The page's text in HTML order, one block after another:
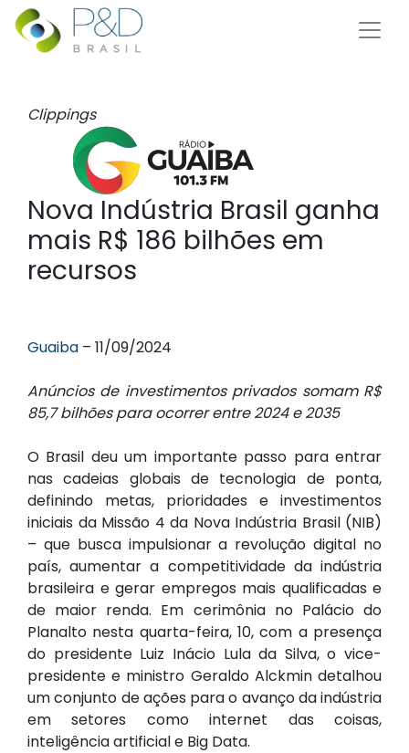
Clippings
Nova Indústria Brasil ganha
mais R$ 186 bilhões em
recursos
Guaiba – 11/09/2024
Anúncios de investimentos privados somam R$
85,7 bilhões para ocorrer entre 2024 e 2035
O Brasil deu um importante passo para entrar
nas cadeias globais de tecnologia de ponta,
definindo metas, prioridades e investimentos
iniciais da Missão 4 da Nova Indústria Brasil (NIB)
– que busca impulsionar a revolução digital no
país, aumentar a competitividade da indústria
brasileira e gerar empregos mais qualificadas e
de maior renda. Em cerimônia no Palácio do
Planalto nesta quarta-feira, 10, com a presença
do presidente Luiz Inácio Lula da Silva, o vice-
presidente e ministro Geraldo Alckmin detalhou
um conjunto de ações para o avanço da indústria
em setores como internet das coisas,
inteligência artificial e Big Data.